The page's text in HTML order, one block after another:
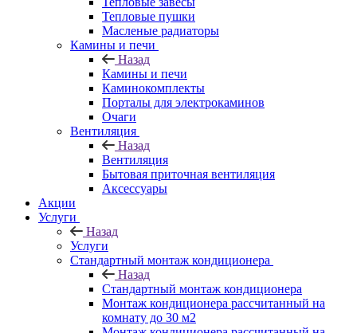
Тепловые пушки
Масленые радиаторы
Камины и печи
Назад
Камины и печи
Каминокомплекты
Порталы для электрокаминов
Очаги
Вентиляция
Назад
Вентиляция
Бытовая приточная вентиляция
Аксессуары
Акции
Услуги
Назад
Услуги
Стандартный монтаж кондиционера
Назад
Стандартный монтаж кондиционера
Монтаж кондиционера рассчитанный на
комнату до 30 м2